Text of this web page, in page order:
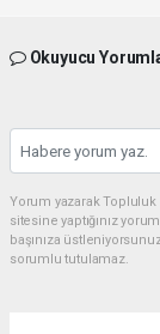
Okuyucu
Yorum yazarak
sitesine yaptığınız
başınıza
sorumlu tutulamaz.